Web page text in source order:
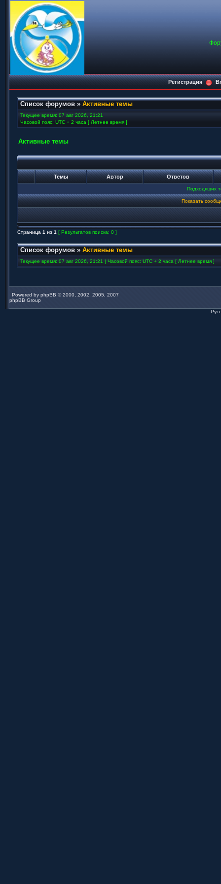
Регистрация
Список форумов » Активные темы
Текущее время: 07 авг 2026, 21:21
Часовой пояс: UTC + 2 часа [ Летнее время ]
Активные темы
Темы Автор Ответов
Подходящих
Показать
Страница 1 из 1 [ Результатов поиска: 0 ]
Список форумов » Активные темы
Текущее время: 07 авг 2026, 21:21 | Часовой пояс: UTC + 2 часа [ Летнее время ]
Powered by phpBB © 2000, 2002, 2005, 2007
phpBB Group